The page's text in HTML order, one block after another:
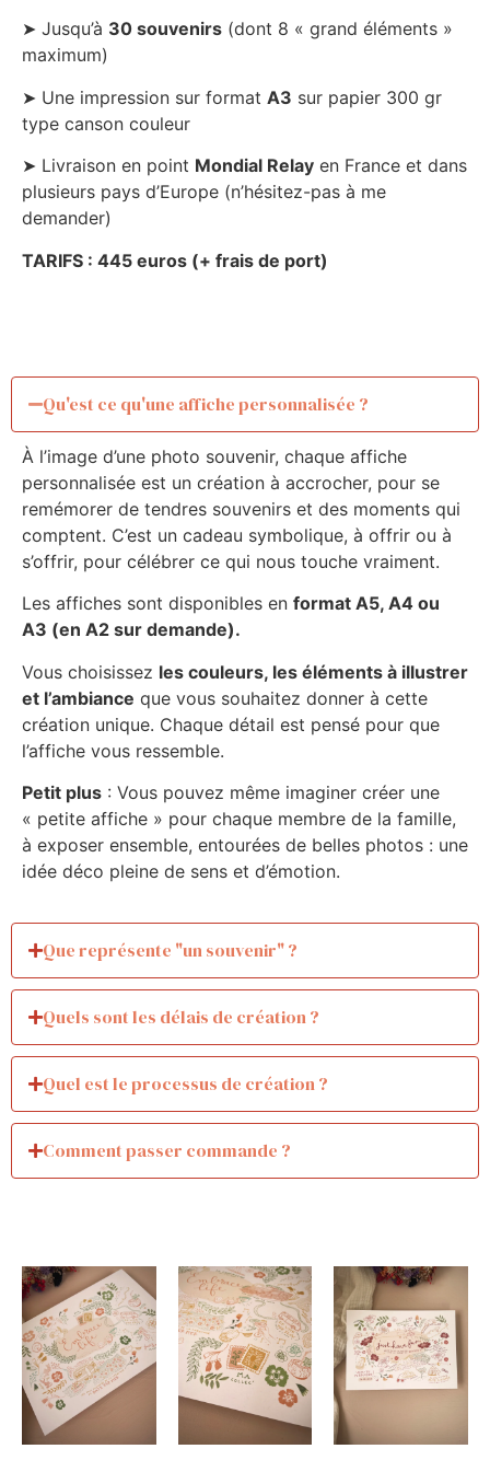
➤ Jusqu’à 30 souvenirs (dont 8 « grand éléments »
maximum)
➤ Une impression sur format A3 sur papier 300 gr
type canson couleur
➤ Livraison en point Mondial Relay en France et dans
plusieurs pays d’Europe (n’hésitez-pas à me
demander)
TARIFS : 445 euros (+ frais de port)
Qu'est ce qu'une affiche personnalisée ?
À l’image d’une photo souvenir, chaque affiche
personnalisée est un création à accrocher, pour se
remémorer de tendres souvenirs et des moments qui
comptent. C’est un cadeau symbolique, à offrir ou à
s’offrir, pour célébrer ce qui nous touche vraiment.
Les affiches sont disponibles en format A5, A4 ou
A3 (en A2 sur demande).
Vous choisissez les couleurs, les éléments à illustrer
et l’ambiance que vous souhaitez donner à cette
création unique. Chaque détail est pensé pour que
l’affiche vous ressemble.
Petit plus : Vous pouvez même imaginer créer une
« petite affiche » pour chaque membre de la famille,
à exposer ensemble, entourées de belles photos : une
idée déco pleine de sens et d’émotion.
Que représente "un souvenir" ?
Quels sont les délais de création ?
Quel est le processus de création ?
Comment passer commande ?